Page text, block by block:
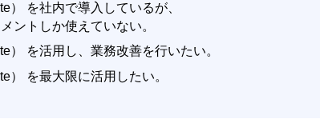
） を社内で導入しているが、
ントしか使えていない。
） を活用し、業務改善を行いたい。
） を最大限に活用したい。